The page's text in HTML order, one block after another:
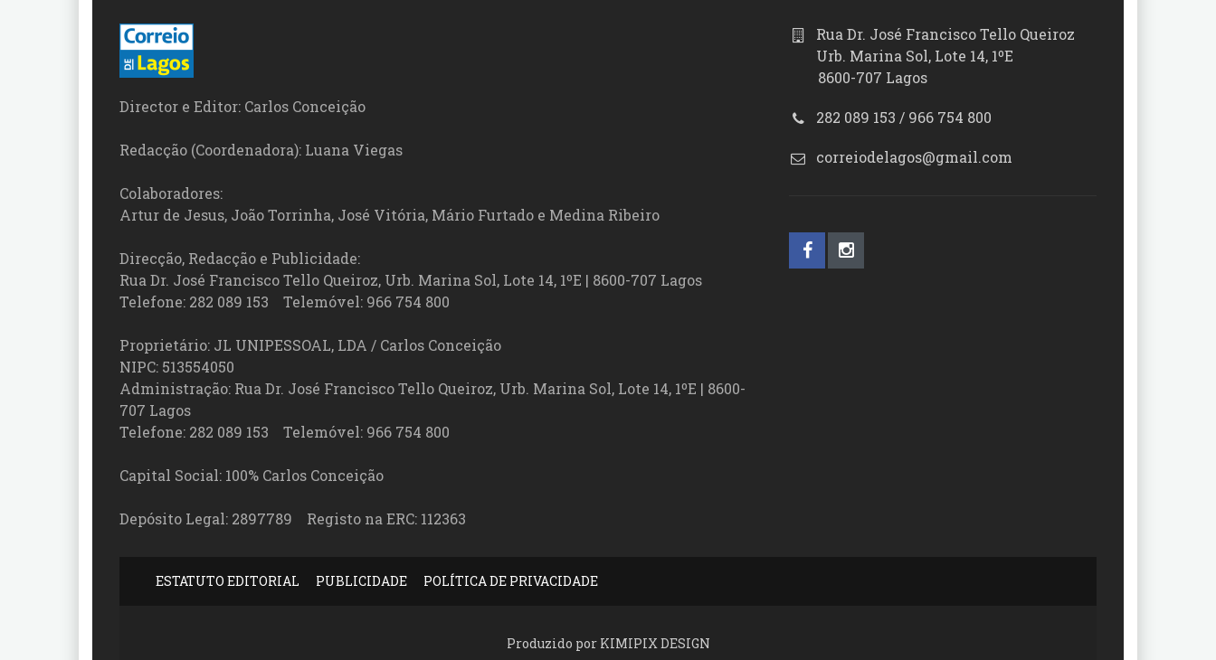
Director e Editor: Carlos Conceição
Redacção (Coordenadora): Luana Viegas
Colaboradores:
Artur de Jesus, João Torrinha, José Vitória, Mário Furtado e Medina Ribeiro
Direcção, Redacção e Publicidade:
Rua Dr. José Francisco Tello Queiroz, Urb. Marina Sol, Lote 14, 1ºE | 8600-707 Lagos
Telefone: 282 089 153 Telemóvel: 966 754 800
Proprietário: JL UNIPESSOAL, LDA / Carlos Conceição
NIPC: 513554050
Administração: Rua Dr. José Francisco Tello Queiroz, Urb. Marina Sol, Lote 14, 1ºE | 8600-
707 Lagos
Telefone: 282 089 153 Telemóvel: 966 754 800
Capital Social: 100% Carlos Conceição
Depósito Legal: 2897789 Registo na ERC: 112363
Rua Dr. José Francisco Tello Queiroz
Urb. Marina Sol, Lote 14, 1ºE
8600-707 Lagos
282 089 153 / 966 754 800
correiodelagos@gmail.com
ESTATUTO EDITORIAL PUBLICIDADE POLÍTICA DE PRIVACIDADE
Produzido por KIMIPIX DESIGN